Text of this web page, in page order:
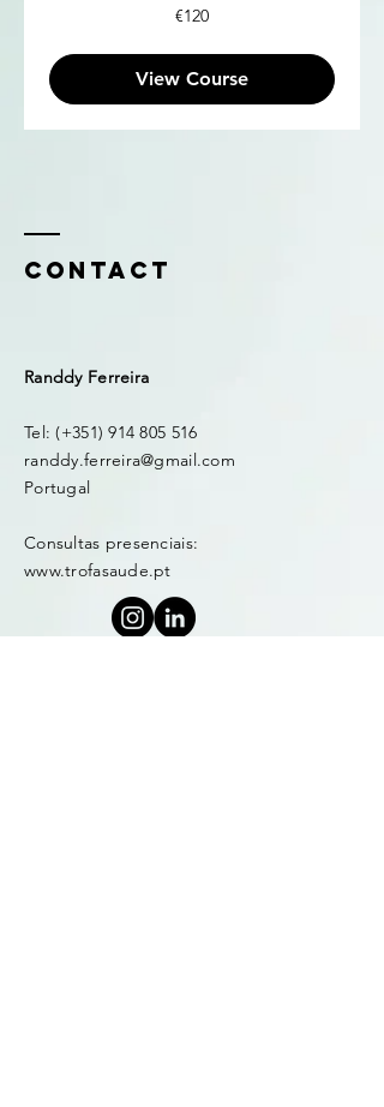
€120
View Course
Contact
Randdy Ferreira
Tel: (+351)914 805 516
randdy.ferreira@gmail.com
Portugal
Consultas presenciais:
www.trofasaude.pt